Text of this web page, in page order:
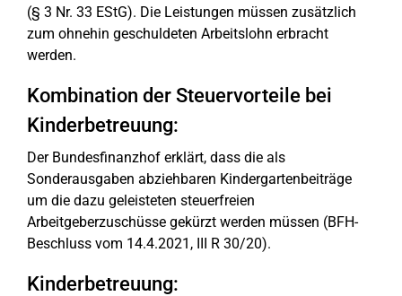
(§ 3 Nr. 33 EStG). Die Leistungen müssen zusätzlich
zum ohnehin geschuldeten Arbeitslohn erbracht
werden.
Kombination der Steuervorteile bei
Kinderbetreuung:
Der Bundesfinanzhof erklärt, dass die als
Sonderausgaben abziehbaren Kindergartenbeiträge
um die dazu geleisteten steuerfreien
Arbeitgeberzuschüsse gekürzt werden müssen (BFH-
Beschluss vom 14.4.2021, III R 30/20).
Kinderbetreuung: